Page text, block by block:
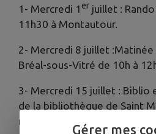
1- Mercredi 1er juillet :
11h30 à Montautour.
2- Mercredi 8 juillet :Matinée
Bréal-sous-Vitré de 10h à
3- Mercredi 15 juillet : Biblio
de la bibliothèque de Saint
médiathèque de Châtillon-
Gérer mes